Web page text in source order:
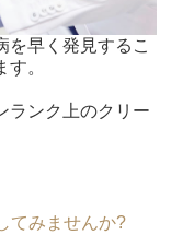
を早く発見するこ
。
ランク上のクリー
てみませんか?